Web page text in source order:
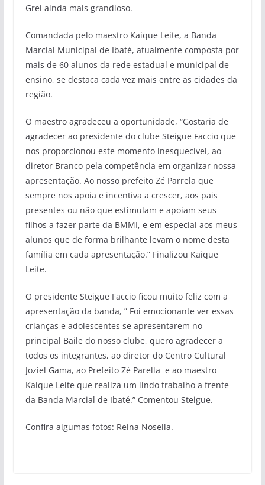
Grei ainda mais grandioso.
Comandada pelo maestro Kaique Leite, a Banda
Marcial Municipal de Ibaté, atualmente composta por
mais de 60 alunos da rede estadual e municipal de
ensino, se destaca cada vez mais entre as cidades da
região.
O maestro agradeceu a oportunidade, “Gostaria de
agradecer ao presidente do clube Steigue Faccio que
nos proporcionou este momento inesquecível, ao
diretor Branco pela competência em organizar nossa
apresentação. Ao nosso prefeito Zé Parrela que
sempre nos apoia e incentiva a crescer, aos pais
presentes ou não que estimulam e apoiam seus
filhos a fazer parte da BMMI, e em especial aos meus
alunos que de forma brilhante levam o nome desta
família em cada apresentação.” Finalizou Kaique
Leite.
O presidente Steigue Faccio ficou muito feliz com a
apresentação da banda, ” Foi emocionante ver essas
crianças e adolescentes se apresentarem no
principal Baile do nosso clube, quero agradecer a
todos os integrantes, ao diretor do Centro Cultural
Joziel Gama, ao Prefeito Zé Parella e ao maestro
Kaique Leite que realiza um lindo trabalho a frente
da Banda Marcial de Ibaté.” Comentou Steigue.
Confira algumas fotos: Reina Nosella.